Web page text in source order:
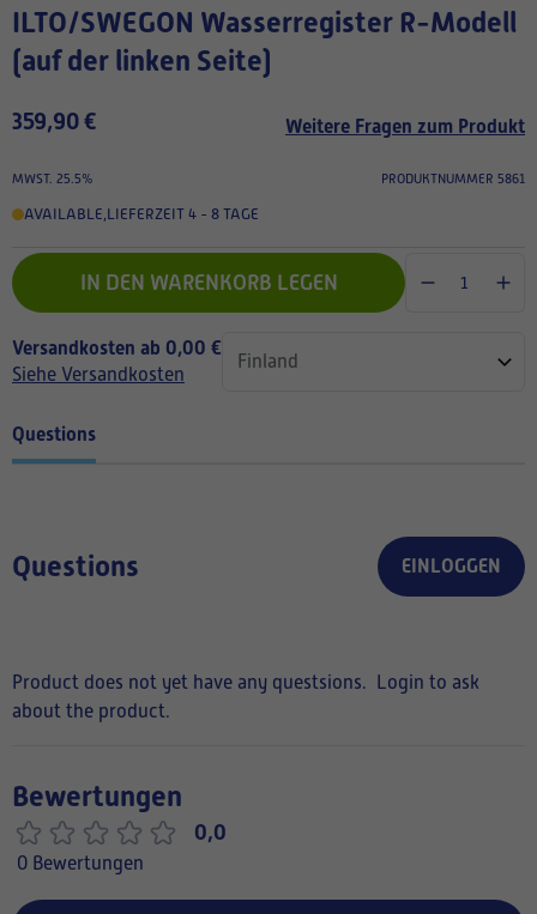
ILTO/SWEGON Wasserregister R-Modell
(auf der linken Seite)
359,90 € Weitere Fragen zum Produkt
MWST. 25.5% PRODUKTNUMMER 5861
AVAILABLE LIEFERZEIT 4 - 8 TAGE
IN DEN WARENKORB LEGEN
Versandkosten ab 0,00 €
Siehe Versandkosten
Questions
Questions EINLOGGEN
Product does not yet have any questsions.
Login to ask
about the product.
Bewertungen
0,0
0 Bewertungen